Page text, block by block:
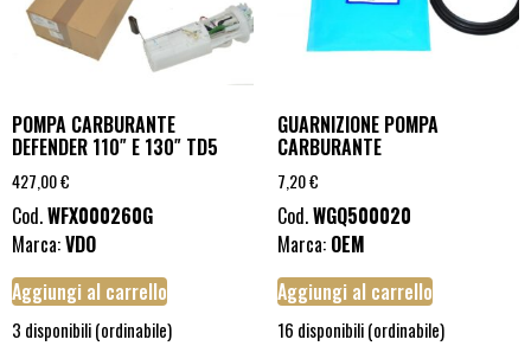
POMPA CARBURANTE
DEFENDER 110″ E 130″ TD5
427,00€
Cod.WFX000260G
Marca:VDO
Aggiungi al carrello
3 disponibili (ordinabile)
GUARNIZIONE POMPA
CARBURANTE
7,20€
Cod.WGQ500020
Marca: OEM
Aggiungi al carrello
16 disponibili (ordinabile)